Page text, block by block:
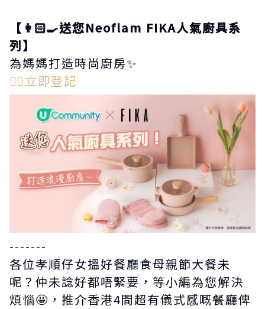
【👩🏻‍🍳送您Neoflam FIKA人氣廚具系
列】
為媽媽打造時尚廚房✨
👉🏻立即登記
-------
各位孝順仔女搵好餐廳食母親節大餐未
呢？仲未諗好都唔緊要，等小編為您解決
煩惱🤩，推介香港4間超有儀式感嘅餐廳俾